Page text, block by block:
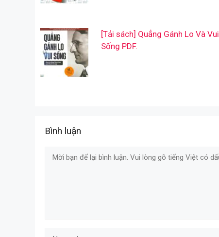
[Tải sách] Quẳng Gánh Lo Và Vui
Sống PDF.
Bình luận
Comment